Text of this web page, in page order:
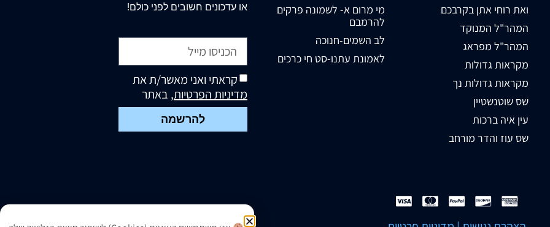
ואת רוחי אתן בקרבכם
המהר"ל המנוקד
המהר"ל מפראג
מקראות גדולות
מקראות גדולות נך
שס שוטנשטיין
עין איה ברכות
שס עוז והדר מורחב
מי מרום א- לשמונה פרקים
להרמבם
לב השמים-חנוכה
לאמונת עתנו-סט חי כרכים
או עדכונים חשובים לפני כולם!
קראתי ואני מאשר/ת את
מדיניות הפרטיות, באתר
להרשמה